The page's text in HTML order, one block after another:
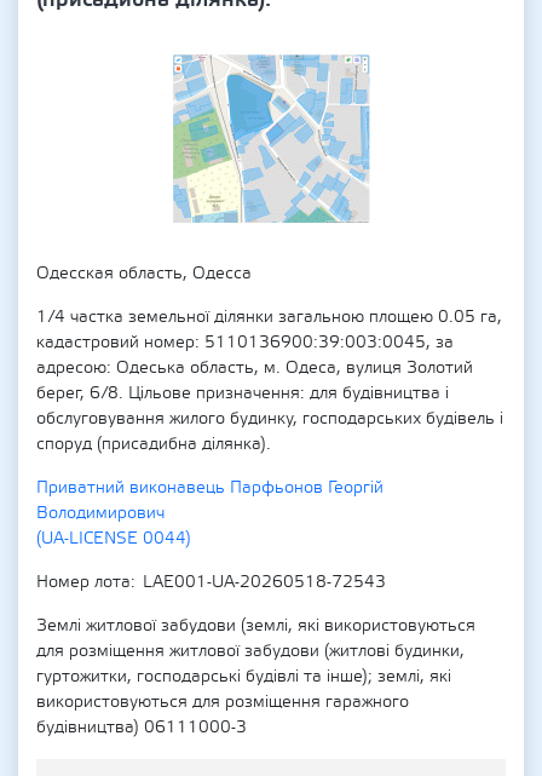
Одесская область, Одесса
1/4 частка земельної ділянки загальною площею 0.05 га,
кадастровий номер: 5110136900:39:003:0045, за
адресою: Одеська область, м. Одеса, вулиця Золотий
берег, 6/8. Цільове призначення: для будівництва і
обслуговування жилого будинку, господарських будівель і
споруд (присадибна ділянка).
Приватний виконавець Парфьонов Георгій
Володимирович
(UA-LICENSE 0044)
Номер лота
LAE001-UA-20260518-72543
Землі житлової забудови (землі, які використовуються
для розміщення житлової забудови (житлові будинки,
гуртожитки, господарські будівлі та інше); землі, які
використовуються для розміщення гаражного
будівництва) 06111000-3